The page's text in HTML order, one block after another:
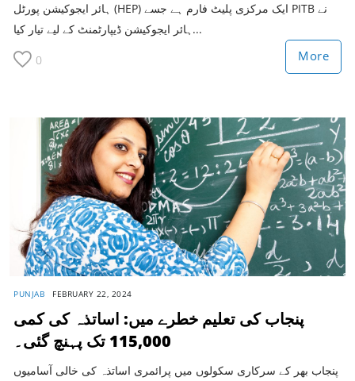
ہائر ایجوکیشن پورٹل (HEP) ایک مرکزی پلیٹ فارم ہے جسے PITB نے
ہائر ایجوکیشن ڈیپارٹمنٹ کے لیے تیار کیا...
0 More
PUNJAB FEBRUARY 22, 2024
پنجاب کی تعلیم خطرے میں: اساتذہ کی کمی
115,000 تک پہنچ گئی۔
پنجاب بھر کے سرکاری سکولوں میں پرائمری اساتذہ کی خالی آسامیوں